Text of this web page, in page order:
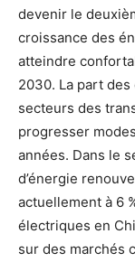
devenir le
croissance des
atteindre
2030. La part
secteurs des
progresser
années. Dans le
d’énergie
actuellement à 6
électriques en
sur des marchés